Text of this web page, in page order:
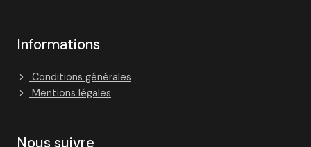
Informations
Conditions générales
Mentions légales
Nous suivre